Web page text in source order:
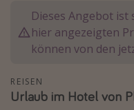
Wellnessurlaub
Disneyland Paris
Roadtrips
Singlereisen
Dieses Angebot ist
hier angezeigten
können von den
REISEN
Urlaub im Hotel von